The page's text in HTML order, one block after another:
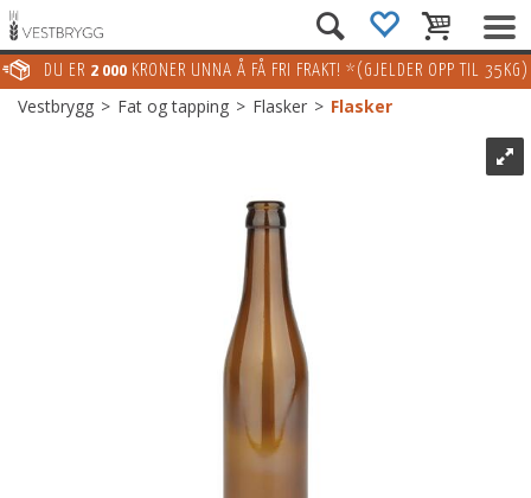
DU ER 2 000 KRONER UNNA Å FÅ FRI FRAKT! *(GJELDER OPP TIL 35KG)
Vestbrygg>Fat og tapping>Flasker>Flasker